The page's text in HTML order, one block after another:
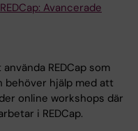
Avancerade
REDCap som
behöver hjälp med att
online workshops där
i REDCap.